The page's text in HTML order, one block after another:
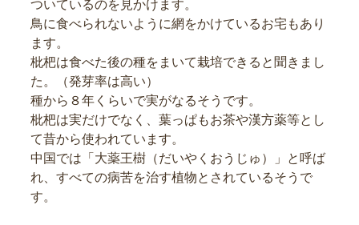
ついているのを見かけます。
鳥に食べられないように網をかけているお宅もあり
ます。
枇杷は食べた後の種をまいて栽培できると聞きまし
た。（発芽率は高い）
種から８年くらいで実がなるそうです。
枇杷は実だけでなく、葉っぱもお茶や漢方薬等とし
て昔から使われています。
中国では「大薬王樹（だいやくおうじゅ）」と呼ば
れ、すべての病苦を治す植物とされているそうで
す。